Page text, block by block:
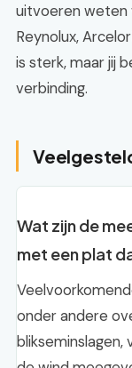
uitvoeren weten
Reynolux,
is sterk, maar jij
verbinding.
Wat zijn de
met een plat
onder andere